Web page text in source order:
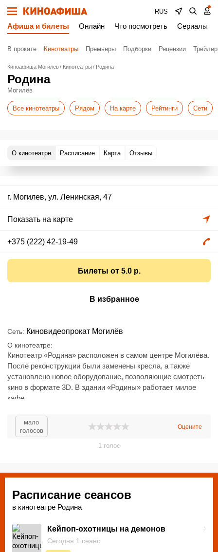
RUS
Афиша и билеты Онлайн Что посмотреть Сериалы
В прокате Кинотеатры Премьеры Подборки Рецензии
Киноафиша Могилёв Кинотеатры Родина
Родина
Могилёв
Все кинотеатры Рядом На карте Рейтинги Сети
О кинотеатре Расписание Карта Отзывы
г. Могилев, ул. Ленинская, 47
Показать на карте
+375 (222) 42-19-49
Билеты от 5.0 р.
В избранное
Сеть Киновидеопрокат Могилёв
О кинотеатре
Кинотеатр «Родина» расположен в самом центре Могилёва.
После реконструкции были заменены кресла, а также
установлено новое оборудование, позволяющие смотреть
кино в формате 3D. В здании «Родины» работает милое
кафе.
фестиваль «Анимаевка».
мало
голосов
Оцените
1голос
Расписание сеансов
в кинотеатре Родина
Кейпоп-охотницы на демонов
Сегодня 1 сеанс